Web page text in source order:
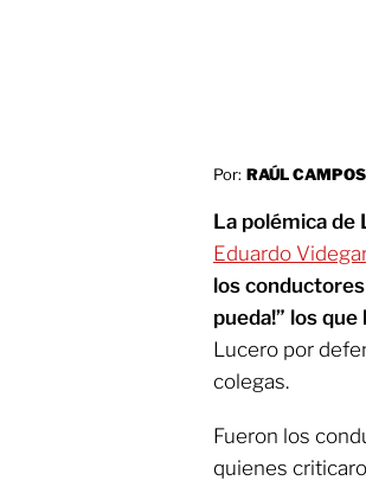
Por: RAÚL CAMPOS
La polémica
Eduardo
los
pueda!” los
Lucero por
colegas.
Fueron los
quienes